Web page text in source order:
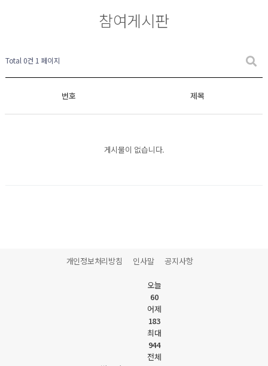
참여게시판
Total 0건 1 페이지
번호 제목
게시물이 없습니다.
개인정보처리방침 인사말 공지사항
오늘
60
어제
183
최대
944
전체